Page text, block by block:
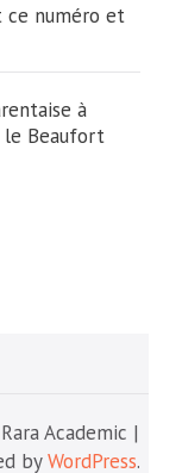
ce numéro et
à
le Beaufort
Academic |
byWordPress.